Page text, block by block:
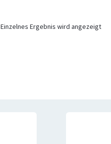
Einzelnes Ergebnis wird angezeigt